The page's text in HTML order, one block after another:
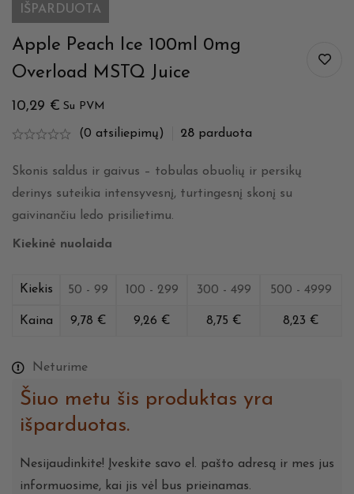
IŠPARDUOTA
Apple Peach Ice 100ml 0mg
Overload MSTQ Juice
10,29 € Su PVM
(0 atsiliepimų) 28 parduota
Skonis saldus ir gaivus – tobulas obuolių ir persikų
derinys suteikia intensyvesnį, turtingesnį skonį su
gaivinančiu ledo prisilietimu.
Kiekinė nuolaida
Kiekis 50 - 99 100 - 299 300 - 499 500 - 4999
Kaina 9,78 € 9,26 € 8,75 € 8,23 €
Neturime
Šiuo metu šis produktas yra
išparduotas.
Nesijaudinkite! Įveskite savo el. pašto adresą ir mes jus
informuosime, kai jis vėl bus prieinamas.